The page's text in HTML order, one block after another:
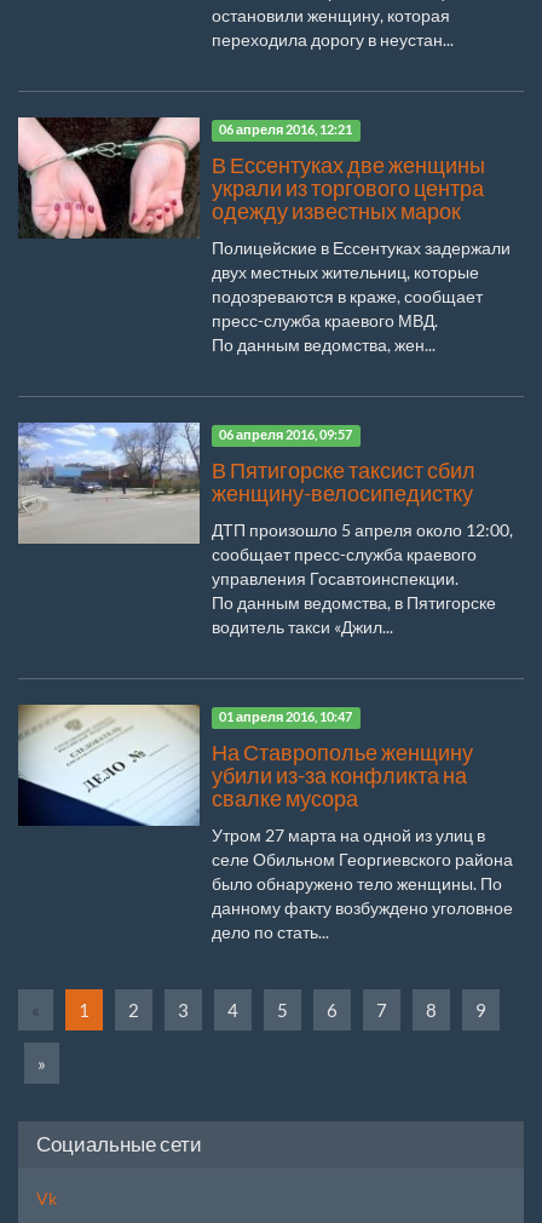
остановили женщину, которая
переходила дорогу в неустан...
06 апреля 2016, 12:21
В Ессентуках две женщины
украли из торгового центра
одежду известных марок
Полицейские в Ессентуках задержали
двух местных жительниц, которые
подозреваются в краже, сообщает
пресс-служба краевого МВД.
По данным ведомства, жен...
06 апреля 2016, 09:57
В Пятигорске таксист сбил
женщину-велосипедистку
ДТП произошло 5 апреля около 12:00,
сообщает пресс-служба краевого
управления Госавтоинспекции.
По данным ведомства, в Пятигорске
водитель такси «Джил...
01 апреля 2016, 10:47
На Ставрополье женщину
убили из-за конфликта на
свалке мусора
Утром 27 марта на одной из улиц в
селе Обильном Георгиевского района
было обнаружено тело женщины. По
данному факту возбуждено уголовное
дело по стать...
« 1 2 3 4 5 6 7 8 9
»
Социальные сети
Vk